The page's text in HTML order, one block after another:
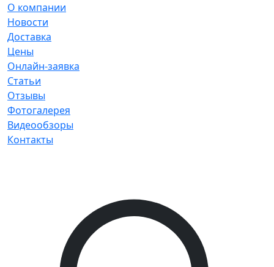
О компании
Новости
Доставка
Цены
Онлайн-заявка
Статьи
Отзывы
Фотогалерея
Видеообзоры
Контакты